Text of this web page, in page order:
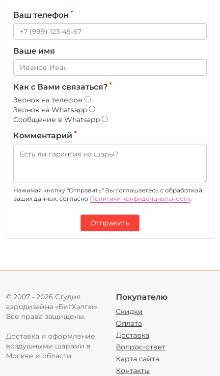
Ваш телефон *
Ваше имя
Как с Вами связаться? *
Звонок на телефон
Звонок на Whatsapp
Сообщение в Whatsapp
Комментарий *
Нажимая кнопку "Отправить" Вы соглашаетесь c обработкой
ваших данных, согласно Политики конфиденциальности.
Отправить
© 2007 - 2026 Студия
аэродизайна «БигХэппи».
Все права защищены.
Доставка и оформление
воздушными шарами в
Москве и области
Покупателю
Скидки
Оплата
Доставка
Вопрос-ответ
Карта сайта
Контакты